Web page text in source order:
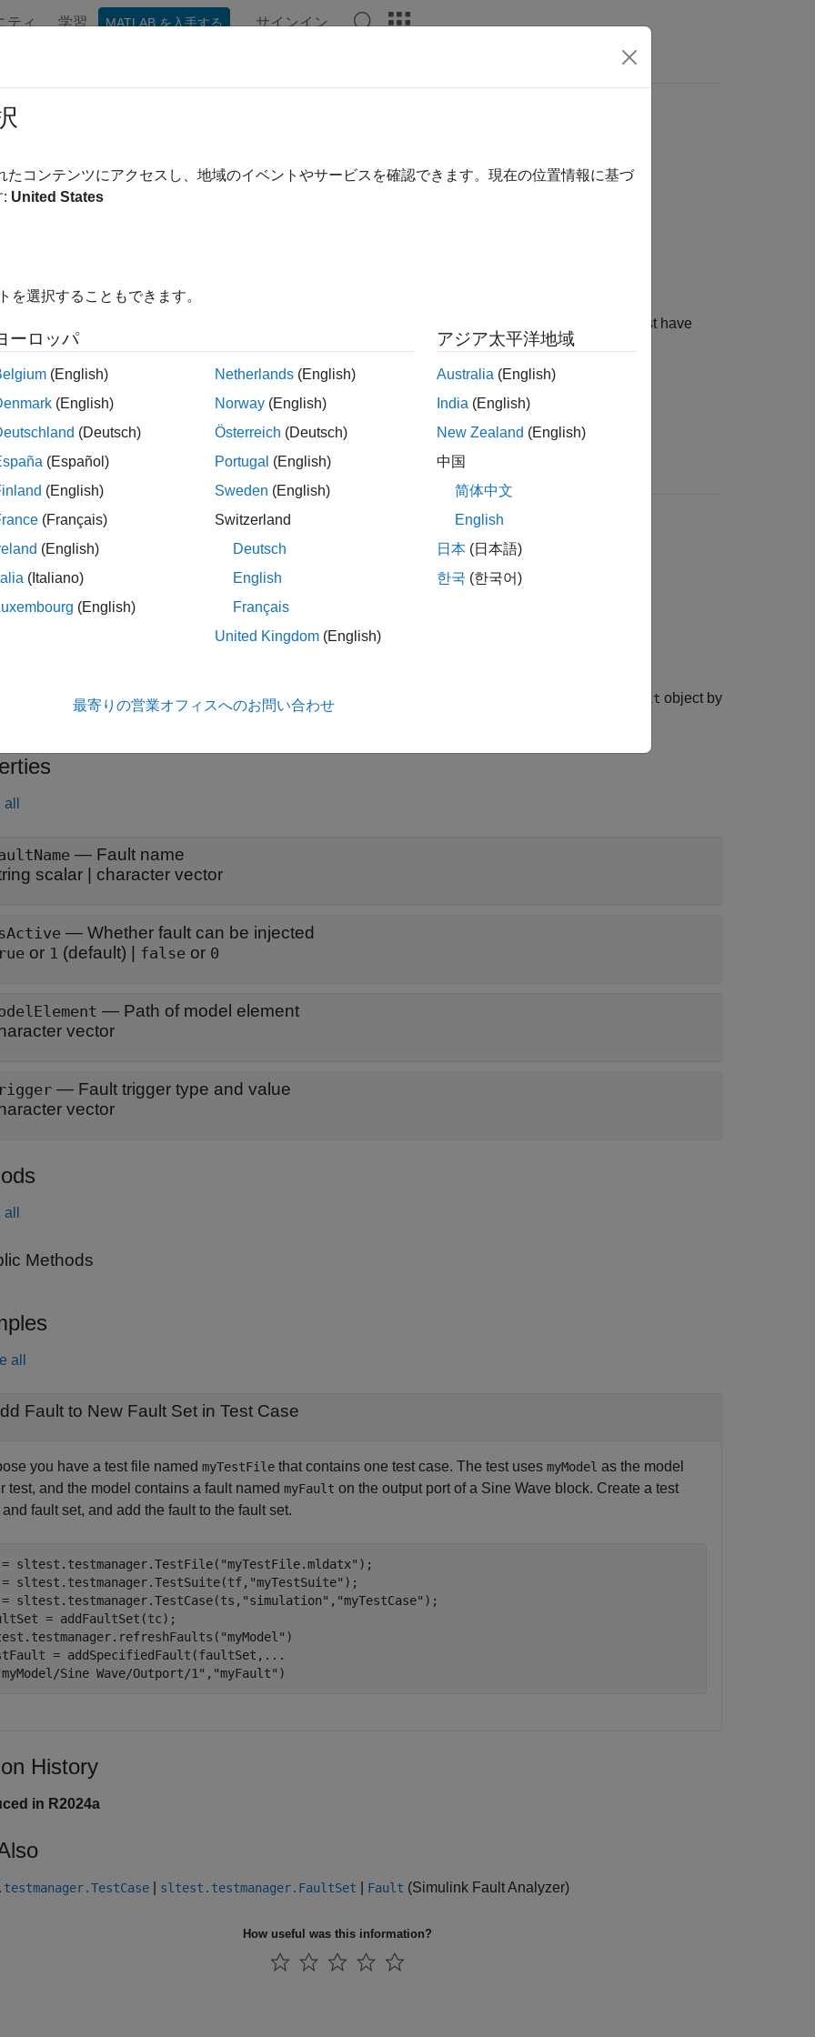
ティ 学習 MATLAB を入手する サインイン
Class
sltest.testmanager
class are faults added to fault sets in test cases. You must have
® Fault Analyzer™
Attributes
true
on class attributes, see Class Attributes
sltest.testmanager.SpecifiedFaultobjects:
a fault set interactively in a test case, then get the associated sltest.testmanager.SpecifiedFault object by
— Fault name
scalar
character vector
— Whether fault can be injected
or 1 (default) | false or 0
— Path of model element
vector
— Fault trigger type and value
vector
Methods
all
Fault to New Fault Set in Test Case
you have a test file named myTestFile that contains one test case. The test uses myModel as the model
test, and the model contains a fault named myFault on the output port of a Sine Wave block. Create a test
fault set, and add the fault to the fault set.
sltest.testmanager.TestFile( "myTestFile.mldatx" );
sltest.testmanager.TestSuite(tf, "myTestSuite" );
sltest.testmanager.TestCase(ts, "simulation" , "myTestCase" );
= addFaultSet(tc);
"myModel" )
= addSpecifiedFault(faultSet, ...
Sine Wave/Outport/1" , "myFault" )
History
in R2024a
sltest.testmanager.FaultSet Fault (Simulink Fault Analyzer)
How useful was this information?
たコンテンツにアクセスし、地域のイベントやサービスを確認できます。現在の位置情報に基づ
: United States
を選択することもできます。
ーロッパ
(English)
(English)
(Deutsch)
(Español)
(English)
(Français)
(English)
(Italiano)
(English)
Netherlands (English)
Norway (English)
Österreich (Deutsch)
Portugal (English)
Sweden (English)
Switzerland
Deutsch
English
Français
United Kingdom (English)
アジア太平洋地域
Australia (English)
India (English)
New Zealand (English)
中国
简体中文
English
日本 (日本語)
한국 (한국어)
最寄りの営業オフィスへのお問い合わせ